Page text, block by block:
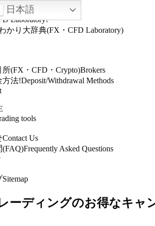
プ
Laboratory!
(FX・CFD・Crypto)Brokers
方法!Deposit/Withdrawal Methods
tools
Contact Us
(FAQ)Frequently Asked Questions
Sitemap
ーディングのお得なキャ
日本語